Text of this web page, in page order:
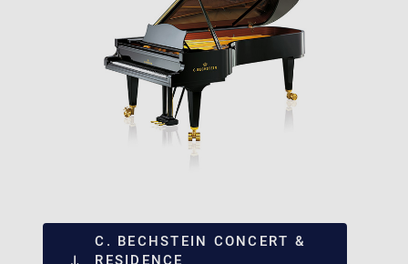
C. BECHSTEIN CONCERT &
RESIDENCE